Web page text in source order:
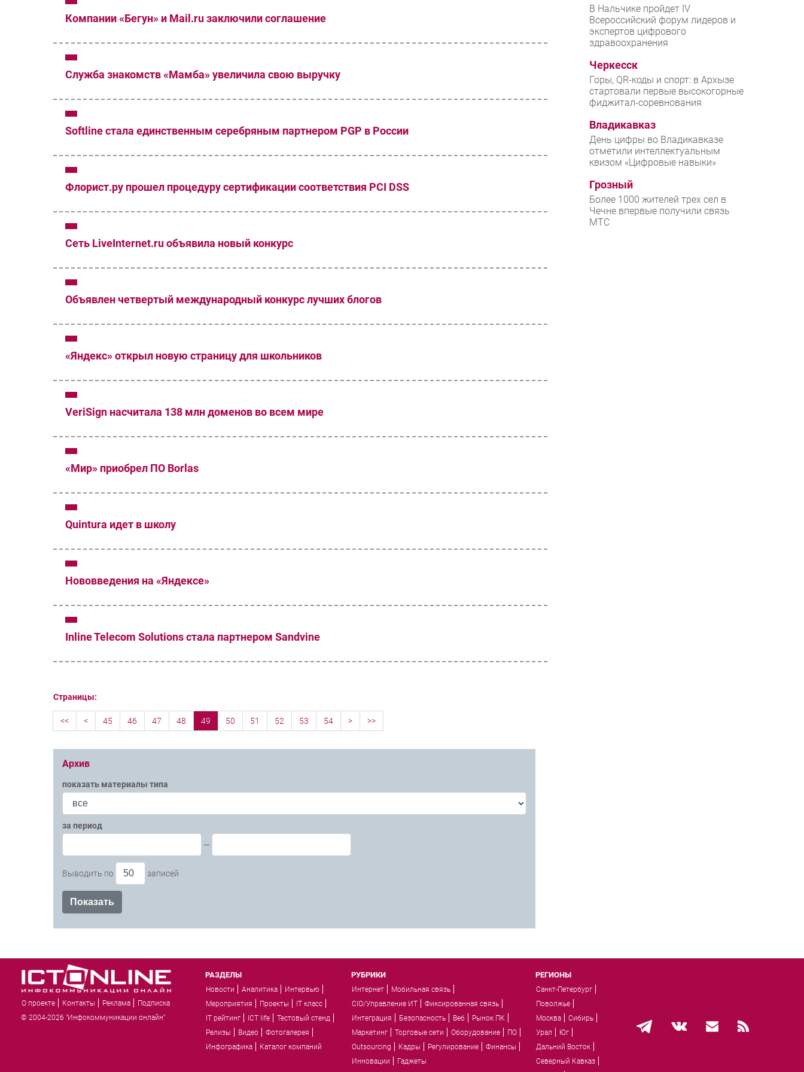
Компании «Бегун» и Mail.ru заключили соглашение
Служба знакомств «Мамба» увеличила свою выручку
Softline стала единственным серебряным партнером PGP в России
Флорист.ру прошел процедуру сертификации соответствия PCI DSS
Сеть LiveInternet.ru объявила новый конкурс
Объявлен четвертый международный конкурс лучших блогов
«Яндекс» открыл новую страницу для школьников
VeriSign насчитала 138 млн доменов во всем мире
«Мир» приобрел ПО Borlas
Quintura идет в школу
Нововведения на «Яндексе»
Inline Telecom Solutions стала партнером Sandvine
Страницы:
<< < 45 46 47 48 49 50 51 52 53 54 > >>
Архив
показать материалы типа
за период
—
Выводить по записей
В Нальчике пройдет IV
Всероссийский форум лидеров и
экспертов цифрового
здравоохранения
Черкесск
Горы, QR-коды и спорт: в Архызе
стартовали первые высокогорные
фиджитал-соревнования
Владикавказ
День цифры во Владикавказе
отметили интеллектуальным
квизом «Цифровые навыки»
Грозный
Более 1000 жителей трех сел в
Чечне впервые получили связь
МТС
О проекте Контакты Реклама
Подписка
© 2004-2026 "Инфокоммуникации онлайн"
РАЗДЕЛЫ
Новости Аналитика
Интервью
Мероприятия
Проекты
IT класс
IT рейтинг
ICT life
Тестовый стенд
Релизы
Видео
Фотогалерея
Инфографика
Каталог компаний
РУБРИКИ
Интернет
Мобильная связь
CIO/Управление ИТ
Фиксированная связь
Интеграция
Безопасность Веб
Рынок ПК
Маркетинг
Торговые сети Оборудование
ПО
Outsourcing
Кадры Регулирование
Финансы
Инновации
Гаджеты
РЕГИОНЫ
Санкт-Петербург
Поволжье
Москва
Сибирь
Урал
Юг
Дальний Восток
Северный Кавказ